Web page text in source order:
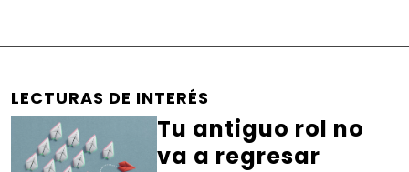
LECTURAS DE INTERÉS
Tu antiguo rol no
va a regresar